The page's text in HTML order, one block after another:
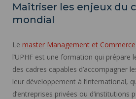
Maîtriser les enjeux du
mondial
Le master Management et
l’UPHF est une formation qui prépare
des cadres capables d’accompagner
leur développement à l’international,
d’entreprises privées ou d’institutions